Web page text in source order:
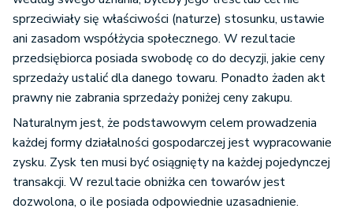
sprzeciwiały się właściwości (naturze) stosunku, ustawie
ani zasadom współżycia społecznego. W rezultacie
przedsiębiorca posiada swobodę co do decyzji, jakie ceny
sprzedaży ustalić dla danego towaru. Ponadto żaden akt
prawny nie zabrania sprzedaży poniżej ceny zakupu.
Naturalnym jest, że podstawowym celem prowadzenia
każdej formy działalności gospodarczej jest wypracowanie
zysku. Zysk ten musi być osiągnięty na każdej pojedynczej
transakcji. W rezultacie obniżka cen towarów jest
dozwolona, o ile posiada odpowiednie uzasadnienie.